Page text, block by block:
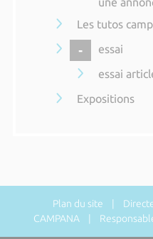
Les tutos
essai
essai
Expositions
Plan du site |
CAMPANA |